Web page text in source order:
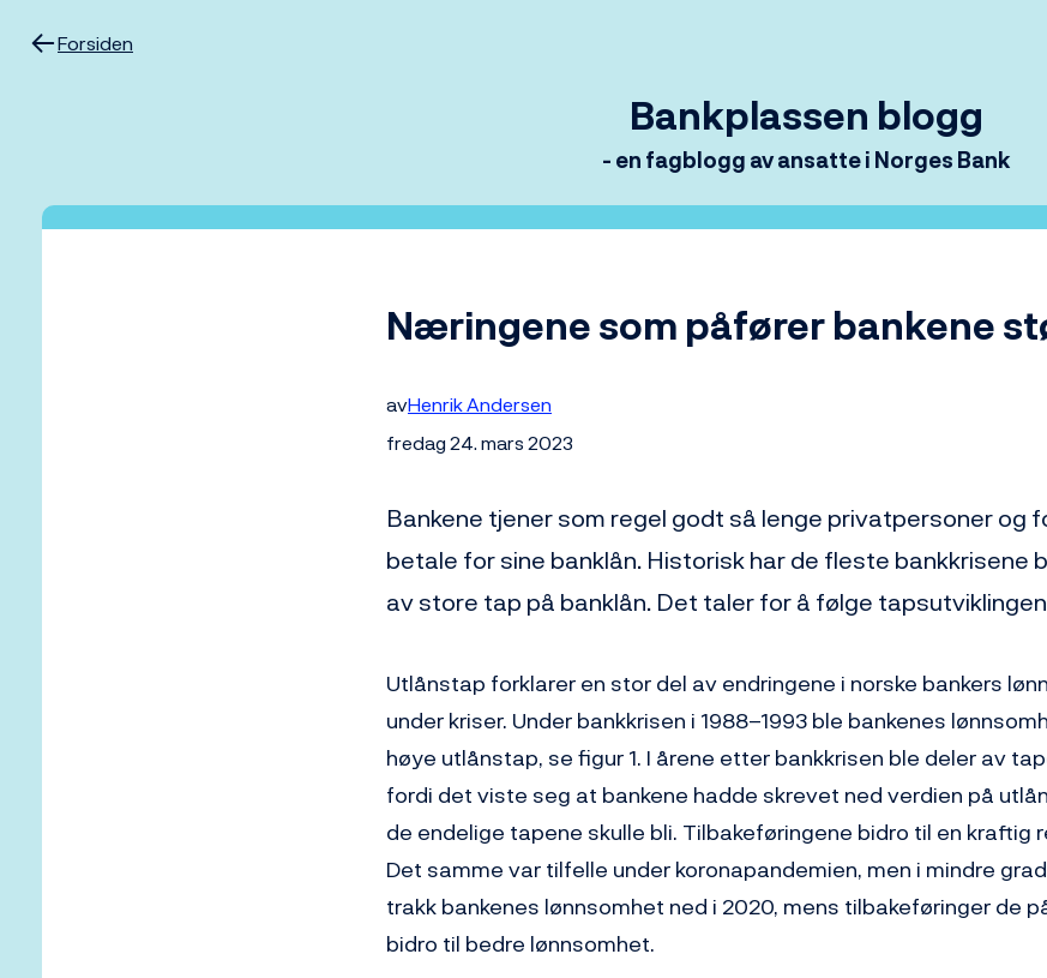
Forsiden
Bankplassen blogg
- en fagblogg av ansatte i Norges Bank
Næringene som påfører bankene
avHenrik Andersen
fredag 24. mars 2023
Bankene tjener som regel godt så lenge privatpersoner og
betale for sine banklån. Historisk har de fleste bankkrisene
av store tap på banklån. Det taler for å følge
Utlånstap forklarer en stor del av endringene i norske bankers
under kriser. Under bankkrisen i 1988–1993 ble bankenes
høye utlånstap, se figur 1. I årene etter bankkrisen ble deler av
fordi det viste seg at bankene hadde skrevet ned verdien på
de endelige tapene skulle bli. Tilbakeføringene bidro til en kraftig
Det samme var tilfelle under koronapandemien, men i mindre
trakk bankenes lønnsomhet ned i 2020, mens tilbakeføringer de
bidro til bedre lønnsomhet.